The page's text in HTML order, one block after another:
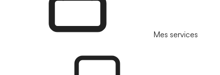
Mes services